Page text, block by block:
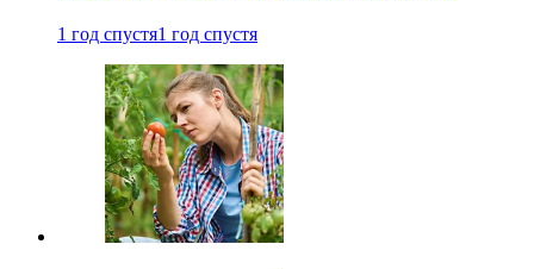
1 год спустя1 год спустя